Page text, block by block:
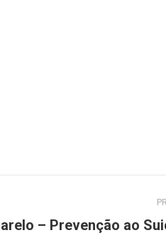
– Prevenção ao